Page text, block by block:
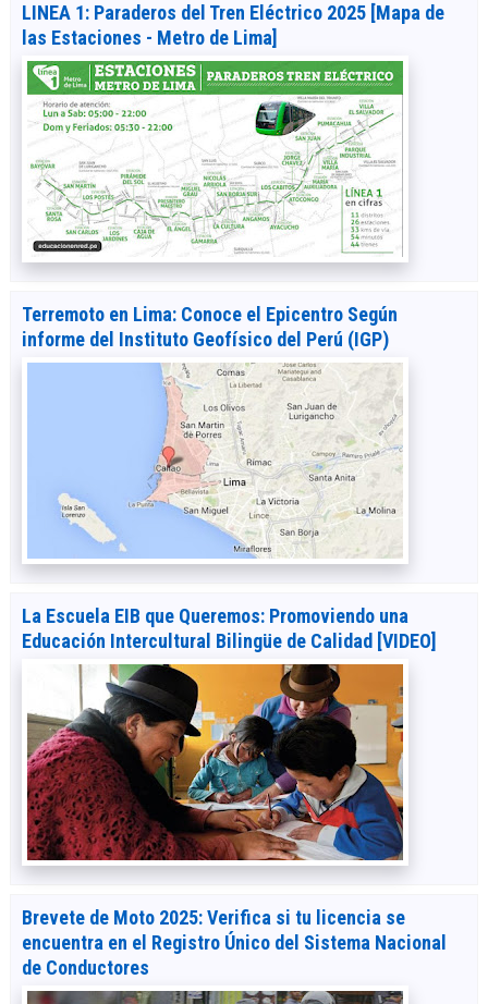
LINEA 1: Paraderos del Tren Eléctrico 2025 [Mapa de
las Estaciones - Metro de Lima]
Terremoto en Lima: Conoce el Epicentro Según
informe del Instituto Geofísico del Perú (IGP)
La Escuela EIB que Queremos: Promoviendo una
Educación Intercultural Bilingüe de Calidad [VIDEO]
Brevete de Moto 2025: Verifica si tu licencia se
encuentra en el Registro Único del Sistema Nacional
de Conductores